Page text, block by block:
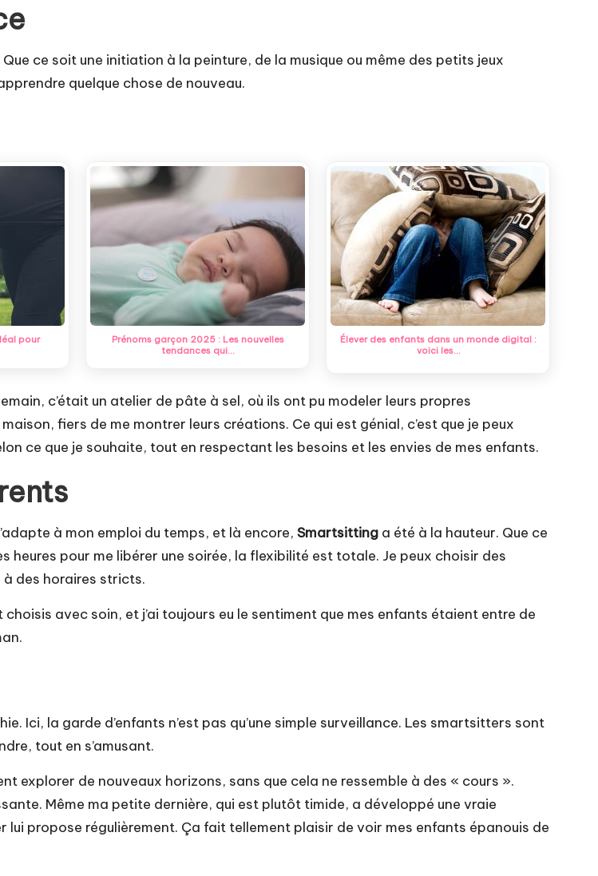
ce soit une initiation à la peinture, de la musique ou même des petits jeux
quelque chose de nouveau.
pour
Prénoms garçon 2025 : Les nouvelles
tendances qui…
Élever des enfants dans un monde digital :
voici les…
c’était un atelier de pâte à sel, où ils ont pu modeler leurs propres
fiers de me montrer leurs créations. Ce qui est génial, c’est que je peux
ce que je souhaite, tout en respectant les besoins et les envies de mes enfants.
à mon emploi du temps, et là encore, Smartsitting a été à la hauteur. Que ce
heures pour me libérer une soirée, la flexibilité est totale. Je peux choisir des
des horaires stricts.
avec soin, et j’ai toujours eu le sentiment que mes enfants étaient entre de
Ici, la garde d’enfants n’est pas qu’une simple surveillance. Les smartsitters sont
tout en s’amusant.
explorer de nouveaux horizons, sans que cela ne ressemble à des « cours ».
Même ma petite dernière, qui est plutôt timide, a développé une vraie
propose régulièrement. Ça fait tellement plaisir de voir mes enfants épanouis de